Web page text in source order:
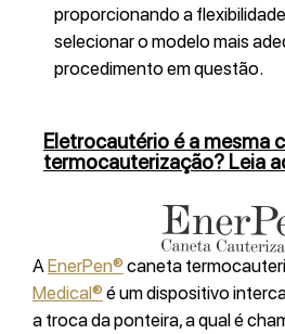
proporcionando a
selecionar o modelo mais
procedimento em questão.
Eletrocautério é a mesma
termocauterização? Leia
A EnerPen® caneta
Medical® é um dispositivo
a troca da ponteira, a qual é